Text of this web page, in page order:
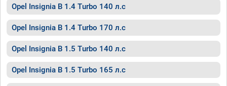
Opel Insignia B 1.4 Turbo 140 л.с
Opel Insignia B 1.4 Turbo 170 л.с
Opel Insignia B 1.5 Turbo 140 л.с
Opel Insignia B 1.5 Turbo 165 л.с